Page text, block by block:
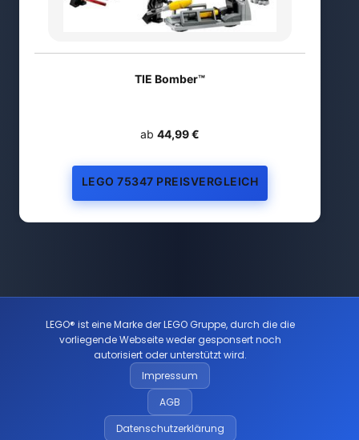
TIE Bomber™
ab 44,99 €
LEGO 75347 PREISVERGLEICH
LEGO® ist eine Marke der LEGO Gruppe, durch die die
vorliegende Webseite weder gesponsert noch
autorisiert oder unterstützt wird.
Impressum
AGB
Datenschutzerklärung